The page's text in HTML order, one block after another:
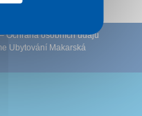
Ochrana osobních údajů
Ubytování Makarská